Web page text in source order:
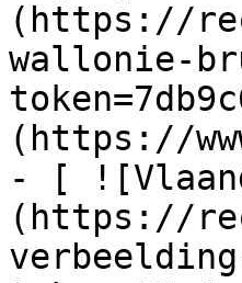
(https://
wallonie-
(https://
- [
(https://